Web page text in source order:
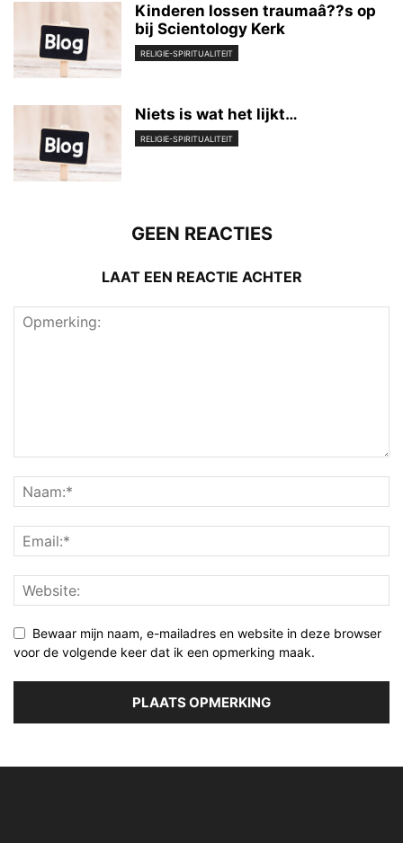
Kinderen lossen traumaâ??s op
bij Scientology Kerk
RELIGIE-SPIRITUALITEIT
Niets is wat het lijkt…
RELIGIE-SPIRITUALITEIT
GEEN REACTIES
LAAT EEN REACTIE ACHTER
Bewaar mijn naam, e-mailadres en website in deze browser
voor de volgende keer dat ik een opmerking maak.